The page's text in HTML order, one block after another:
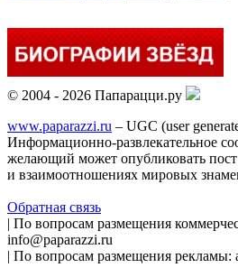
© 2004 - 2026 Папарацци.ру
www.paparazzi.ru – UGC (user
Информационно-развлекательное
желающий может опубликовать
и взаимоотношениях мировых
Обратная связь
| По вопросам размещения
info@paparazzi.ru
| По вопросам размещения рекламы: